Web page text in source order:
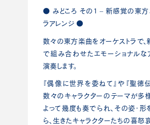
● みどころ その1 – 新感覚の東方
ラアレンジ ●
数々の東方楽曲をオーケストラで、
で組み合わせたエモーショナルな
演奏します。
『偶像に世界を委ねて』や『聖徳伝
数々のキャラクターのテーマが多
よって幾度も奏でられ、その姿・形
ら、生きたキャラクターたちの喜怒